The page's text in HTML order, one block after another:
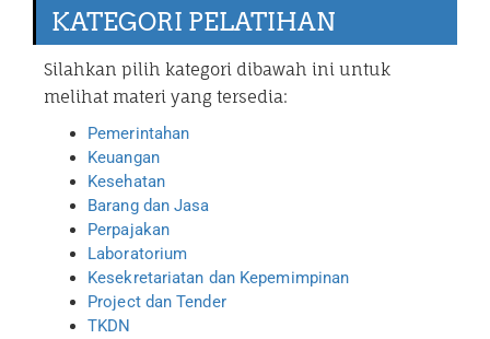
KATEGORI PELATIHAN
Silahkan pilih kategori dibawah ini untuk
melihat materi yang tersedia:
Pemerintahan
Keuangan
Kesehatan
Barang dan Jasa
Perpajakan
Laboratorium
Kesekretariatan dan Kepemimpinan
Project dan Tender
TKDN